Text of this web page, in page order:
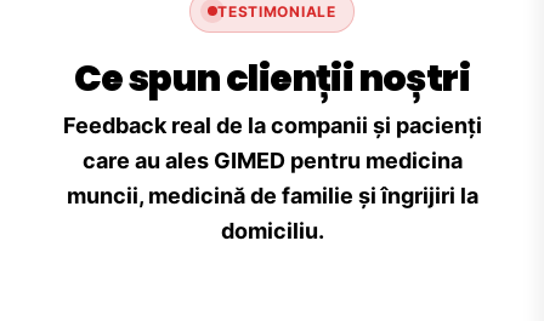
TESTIMONIALE
Ce spun clienții noștri
Feedback real de la companii și pacienți
care au ales GIMED pentru medicina
muncii, medicină de familie și îngrijiri la
domiciliu.